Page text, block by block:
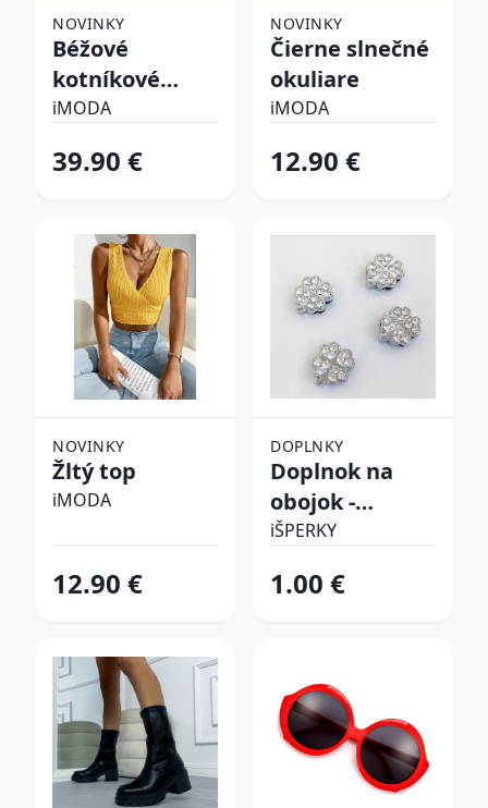
NOVINKY
Béžové
kotníkové
čižmy
iMODA
39.90 €
NOVINKY
Čierne slnečné
okuliare
iMODA
12.90 €
NOVINKY
Žltý top
iMODA
12.90 €
DOPLNKY
Doplnok na
obojok -
Štvorlístok
iŠPERKY
1.00 €